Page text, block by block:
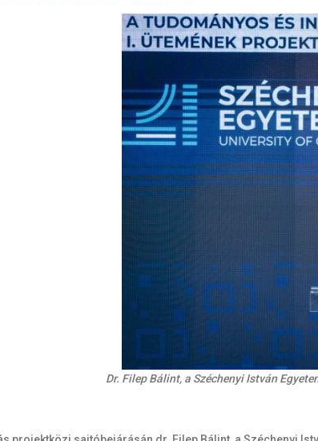
Dr. Filep Bálint, a Széchenyi István